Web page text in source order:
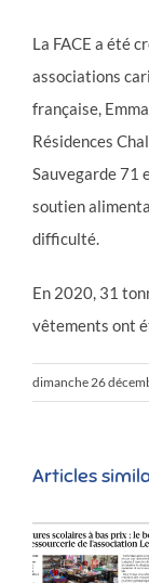
La FACE a été
associations
française,
Résidences
Sauvegarde 71
soutien
difficulté.
En 2020, 31
vêtements ont
dimanche 26
Articles